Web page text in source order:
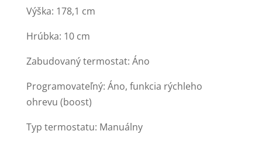
Výška: 178,1 cm
Hrúbka: 10 cm
Zabudovaný termostat: Áno
Programovateľný: Áno, funkcia rýchleho
ohrevu (boost)
Typ termostatu: Manuálny